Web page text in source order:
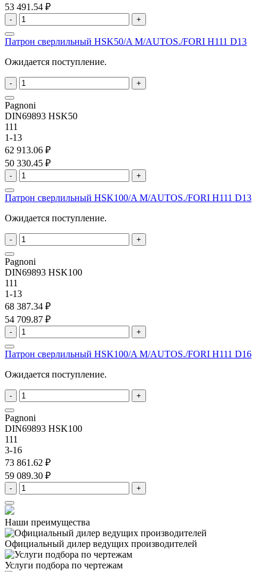
53 491.54 ₽
- +
Патрон сверлильный HSK50/A M/AUTOS./FORI H111 D13
Ожидается поступление.
- +
Pagnoni
DIN69893 HSK50
111
1-13
62 913.06 ₽
50 330.45 ₽
- +
Патрон сверлильный HSK100/A M/AUTOS./FORI H111 D13
Ожидается поступление.
- +
Pagnoni
DIN69893 HSK100
111
1-13
68 387.34 ₽
54 709.87 ₽
- +
Патрон сверлильный HSK100/A M/AUTOS./FORI H111 D16
Ожидается поступление.
- +
Pagnoni
DIN69893 HSK100
111
3-16
73 861.62 ₽
59 089.30 ₽
- +
Наши преимущества
Официальный дилер ведущих производителей
Услуги подбора по чертежам